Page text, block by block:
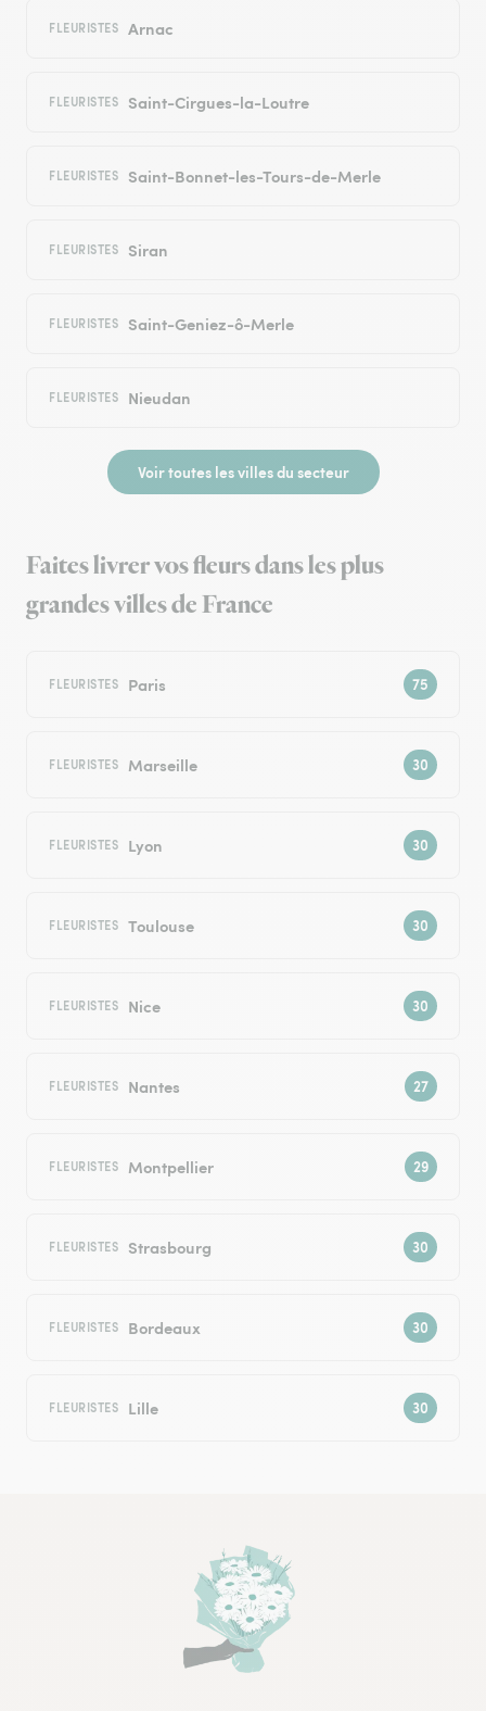
FLEURISTES Arnac
FLEURISTES Saint-Cirgues-la-Loutre
FLEURISTES Saint-Bonnet-les-Tours-de-Merle
FLEURISTES Siran
FLEURISTES Saint-Geniez-ô-Merle
FLEURISTES Nieudan
Voir toutes les villes du secteur
Faites livrer vos fleurs dans les plus
grandes villes de France
FLEURISTES Paris
FLEURISTES Marseille
FLEURISTES Lyon
FLEURISTES Toulouse
FLEURISTES Nice
FLEURISTES Nantes
FLEURISTES Montpellier
FLEURISTES Strasbourg
FLEURISTES Bordeaux
FLEURISTES Lille